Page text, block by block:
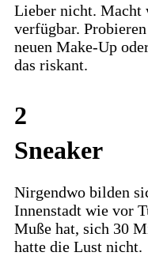
Lieber nicht. Macht
verfügbar.
neuen Make-Up
das riskant.
2
Sneaker
Nirgendwo bilden
Innenstadt wie vor
Muße hat, sich 30
hatte die Lust nicht.